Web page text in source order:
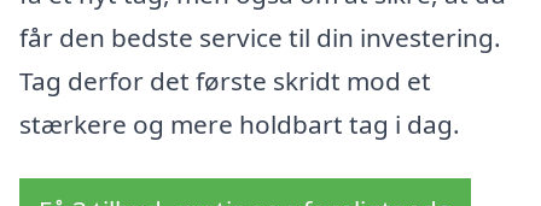
får den bedste service til din investering.
Tag derfor det første skridt mod et
stærkere og mere holdbart tag i dag.